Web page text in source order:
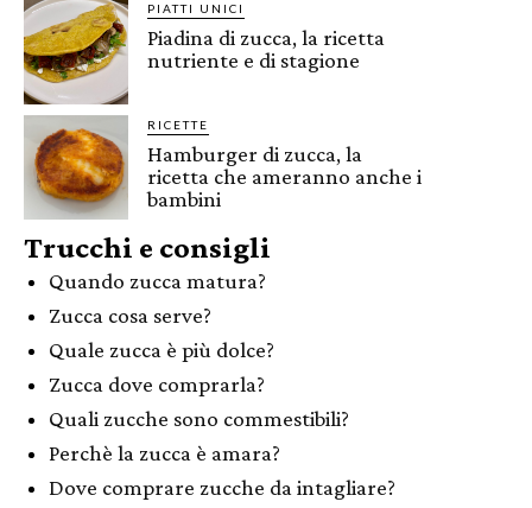
PIATTI UNICI
Piadina di zucca, la ricetta
nutriente e di stagione
RICETTE
Hamburger di zucca, la
ricetta che ameranno anche i
bambini
Trucchi e consigli
Quando zucca matura?
Zucca cosa serve?
Quale zucca è più dolce?
Zucca dove comprarla?
Quali zucche sono commestibili?
Perchè la zucca è amara?
Dove comprare zucche da intagliare?